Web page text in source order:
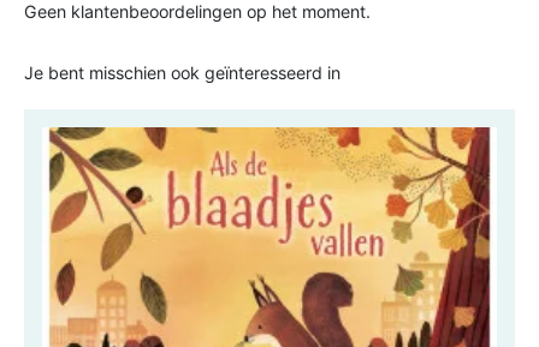
Geen klantenbeoordelingen op het moment.
Je bent misschien ook geïnteresseerd in